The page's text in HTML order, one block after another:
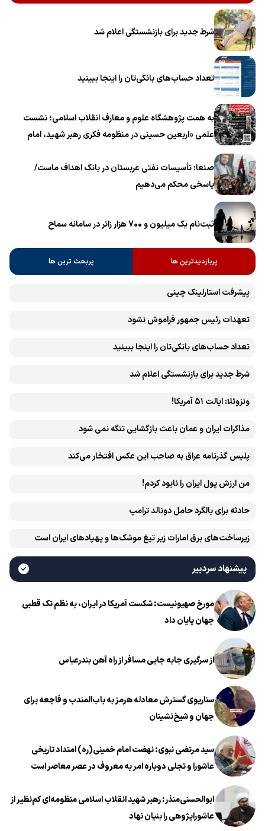
شرط جدید برای بازنشستگی اعلام شد
تعداد حساب‌های بانکی‌تان را اینجا ببینید
به همت پژوهشگاه علوم و معارف انقلاب اسلامی؛ نشست
علمی «اربعین حسینی در منظومه فکری رهبر شهید، امام
صنعا: تأسیسات نفتی عربستان در بانک اهداف ماست/
پاسخی محکم می‌دهیم
ثبت‌نام یک میلیون و 700 هزار زائر در سامانه سماح ‌
پربازدیدترین ها پربحث ترین ها
پیشرفت ‏استارلینک چینی
تعهدات رئیس جمهور فراموش نشود
تعداد حساب‌های بانکی‌تان را اینجا ببینید
شرط جدید برای بازنشستگی اعلام شد
ونزوئلا: ایالت ۵۱ آمریکا!
مذاکرات ایران و عمان باعث بازگشایی تنگه نمی شود
پلیس گذرنامه عراق به صاحب این عکس افتخار می‌کند
من ارزش پول ایران را نابود کردم!
حادثه برای بالگرد حامل دونالد ترامپ
زیرساخت‌های برق امارات زیر تیغ موشک‌ها و پهپادهای ایران است
پیشنهاد سردبیر
مورخ صهیونیست: شکست آمریکا در ایران، به نظم تک قطبی
جهان پایان داد
از سرگیری جابه جایی مسافر از راه آهن بندرعباس
سناریوی گسترش معادله هرمز به باب‌المندب و فاجعه برای
جهان و شیخ‌نشینان
سید مرتضی نبوی: نهضت امام خمینی(ره) امتداد تاریخی
عاشورا و تجلی دوباره امر به معروف در عصر معاصر است
ابوالحسنی‌منذر: رهبر شهید انقلاب اسلامی منظومه‌ای کم‌نظیر از
عاشوراپژوهی را بنیان نهاد